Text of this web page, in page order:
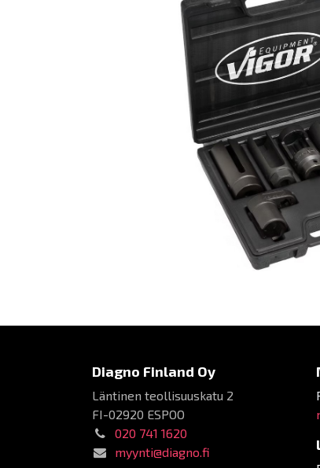
Diagno Finland Oy
Läntinen teollisuuskatu 2
FI-02920 ESPOO
020 741 1620
myynti@diagno.fi